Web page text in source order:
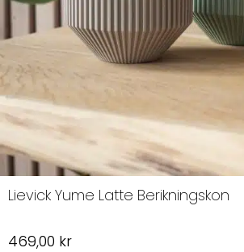
Lievick Yume Latte Berikningskon
469,00 kr